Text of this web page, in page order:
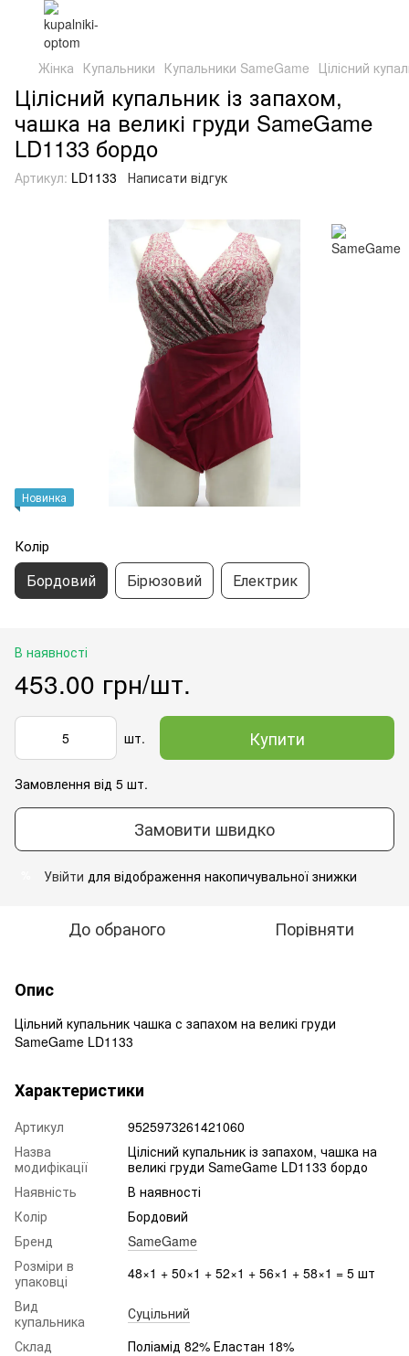
Жінка Купальники Купальники SameGame Цілісний
Цілісний купальник із запахом,
чашка на великі груди SameGame
LD1133 бордо
Артикул: LD1133 Написати відгук
Новинка
Колір
Бордовий Бірюзовий Електрик
В наявності
453.00 грн/шт.
шт. Купити
Замовлення від 5 шт.
Замовити швидко
Увійти для відображення накопичувальної знижки
До обраного Порівняти
Опис
Цільний купальник чашка с запахом на великі груди
SameGame LD1133
Характеристики
Артикул
9525973261421060
Назва
модифікації
Цілісний купальник із запахом, чашка на
великі груди SameGame LD1133 бордо
Наявність
В наявності
Колір
Бордовий
Бренд
SameGame
Розміри в
упаковці
48×1 + 50×1 + 52×1 + 56×1 + 58×1 = 5 шт
Вид
купальника
Суцільний
Склад
Поліамід 82% Еластан 18%